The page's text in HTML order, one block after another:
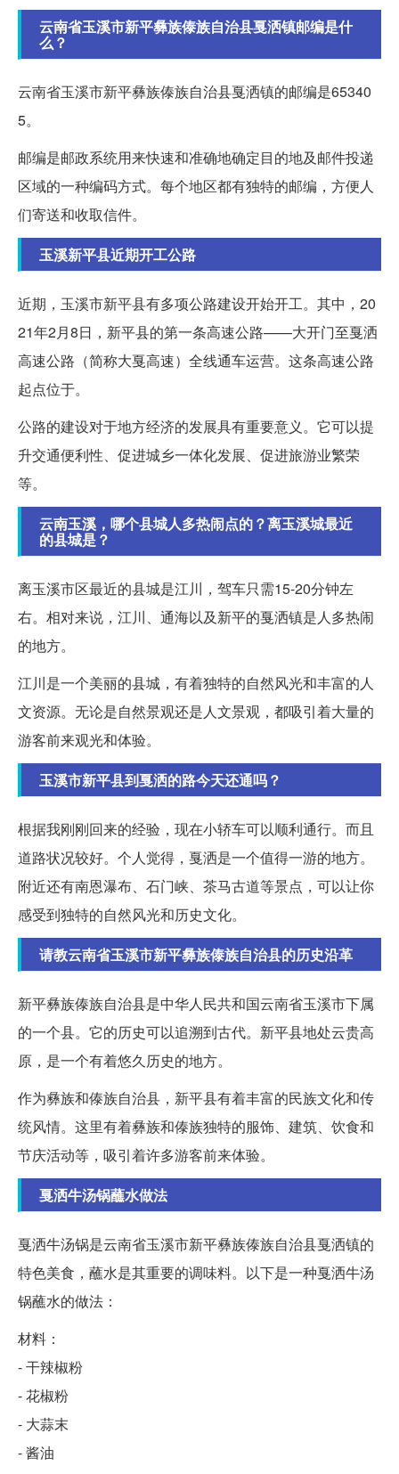
云南省玉溪市新平彝族傣族自治县戛洒镇邮编是什
么？
云南省玉溪市新平彝族傣族自治县戛洒镇的邮编是65340
5。
邮编是邮政系统用来快速和准确地确定目的地及邮件投递
区域的一种编码方式。每个地区都有独特的邮编，方便人
们寄送和收取信件。
玉溪新平县近期开工公路
近期，玉溪市新平县有多项公路建设开始开工。其中，20
21年2月8日，新平县的第一条高速公路——大开门至戛洒
高速公路（简称大戛高速）全线通车运营。这条高速公路
起点位于。
公路的建设对于地方经济的发展具有重要意义。它可以提
升交通便利性、促进城乡一体化发展、促进旅游业繁荣
等。
云南玉溪，哪个县城人多热闹点的？离玉溪城最近
的县城是？
离玉溪市区最近的县城是江川，驾车只需15-20分钟左
右。相对来说，江川、通海以及新平的戛洒镇是人多热闹
的地方。
江川是一个美丽的县城，有着独特的自然风光和丰富的人
文资源。无论是自然景观还是人文景观，都吸引着大量的
游客前来观光和体验。
玉溪市新平县到戛洒的路今天还通吗？
根据我刚刚回来的经验，现在小轿车可以顺利通行。而且
道路状况较好。个人觉得，戛洒是一个值得一游的地方。
附近还有南恩瀑布、石门峡、茶马古道等景点，可以让你
感受到独特的自然风光和历史文化。
请教云南省玉溪市新平彝族傣族自治县的历史沿革
新平彝族傣族自治县是中华人民共和国云南省玉溪市下属
的一个县。它的历史可以追溯到古代。新平县地处云贵高
原，是一个有着悠久历史的地方。
作为彝族和傣族自治县，新平县有着丰富的民族文化和传
统风情。这里有着彝族和傣族独特的服饰、建筑、饮食和
节庆活动等，吸引着许多游客前来体验。
戛洒牛汤锅蘸水做法
戛洒牛汤锅是云南省玉溪市新平彝族傣族自治县戛洒镇的
特色美食，蘸水是其重要的调味料。以下是一种戛洒牛汤
锅蘸水的做法：
材料：
- 干辣椒粉
- 花椒粉
- 大蒜末
- 酱油